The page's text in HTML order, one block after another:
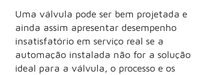
Uma válvula pode ser bem projetada e
ainda assim apresentar desempenho
insatisfatório em serviço real se a
automação instalada não for a solução
ideal para a válvula, o processo e os